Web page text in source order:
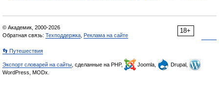
18+
© Академик, 2000-2026
Обратная связь: Техподдержка Реклама на сайте
👣 Путешествия
Экспорт словарей на сайты , сделанные на PHP, Joomla,
Drupal,
WordPress, MODx.